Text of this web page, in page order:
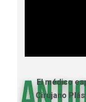
El médico
Cirujano